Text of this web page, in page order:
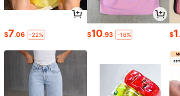
$7.06 -22% $10.93 -16% $1